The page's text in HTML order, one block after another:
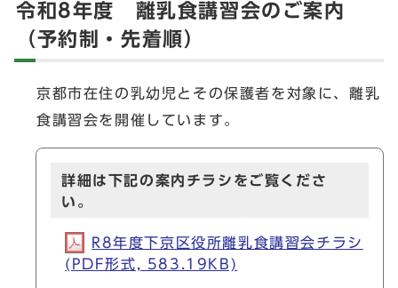
令和8年度 離乳食講習会のご案内
（予約制・先着順）
京都市在住の乳幼児とその保護者を対象に、離乳
食講習会を開催しています。
詳細は下記の案内チラシをご覧くださ
い。
R8年度下京区役所離乳食講習会チラシ
(PDF形式, 583.19KB)